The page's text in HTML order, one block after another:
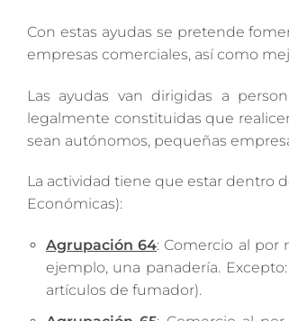
Con estas ayudas se pretende
empresas comerciales, así como
Las ayudas van dirigidas a
legalmente constituidas que
sean autónomos, pequeñas
La actividad tiene que estar dentro
Económicas):
Agrupación 64: Comercio al por
ejemplo, una panadería.
artículos de fumador).